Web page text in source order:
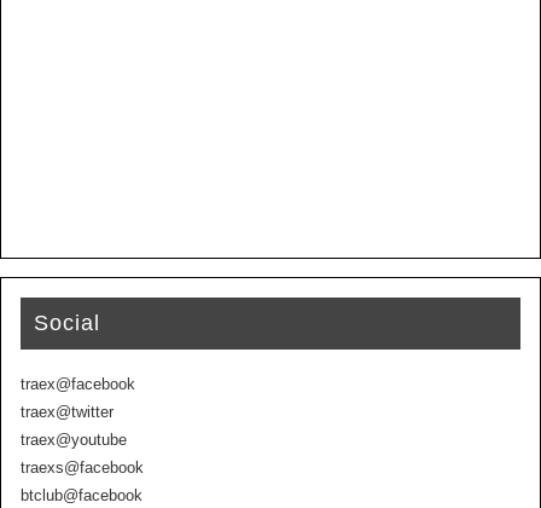
Social
traex@facebook
traex@twitter
traex@youtube
traexs@facebook
btclub@facebook